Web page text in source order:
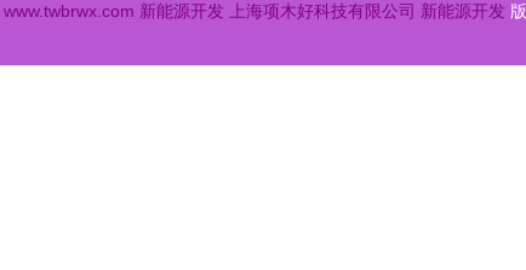
www.twbrwx.com 新能源开发 上海项木好科技有限公司 新能源开发